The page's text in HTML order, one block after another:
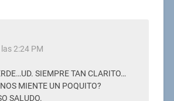
2:24 PM
SIEMPRE TAN CLARITO…
MIENTE UN POQUITO?
SALUDO.